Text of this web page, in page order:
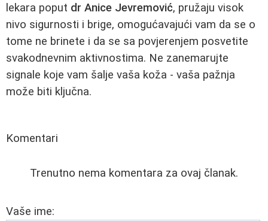
lekara poput dr Anice Jevremović, pružaju visok
nivo sigurnosti i brige, omogućavajući vam da se o
tome ne brinete i da se sa povjerenjem posvetite
svakodnevnim aktivnostima. Ne zanemarujte
signale koje vam šalje vaša koža - vaša pažnja
može biti ključna.
Komentari
Trenutno nema komentara za ovaj članak.
Vaše ime: